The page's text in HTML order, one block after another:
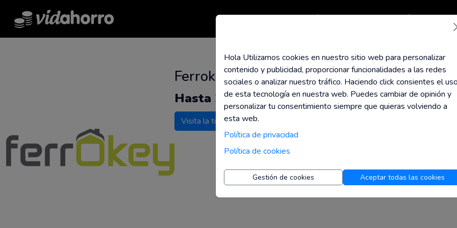
Ferrokey
Hasta 2,73% deReembolso
Visita la tienda
Hola Utilizamos cookies en nuestro sitio web para personalizar
contenido y publicidad, proporcionar funcionalidades a las redes
sociales o analizar nuestro tráfico. Haciendo click consientes el uso
de esta tecnología en nuestra web. Puedes cambiar de opinión y
personalizar tu consentimiento siempre que quieras volviendo a
esta web.
Política de privacidad
Política de cookies
Gestión de cookies Aceptar todas las cookies